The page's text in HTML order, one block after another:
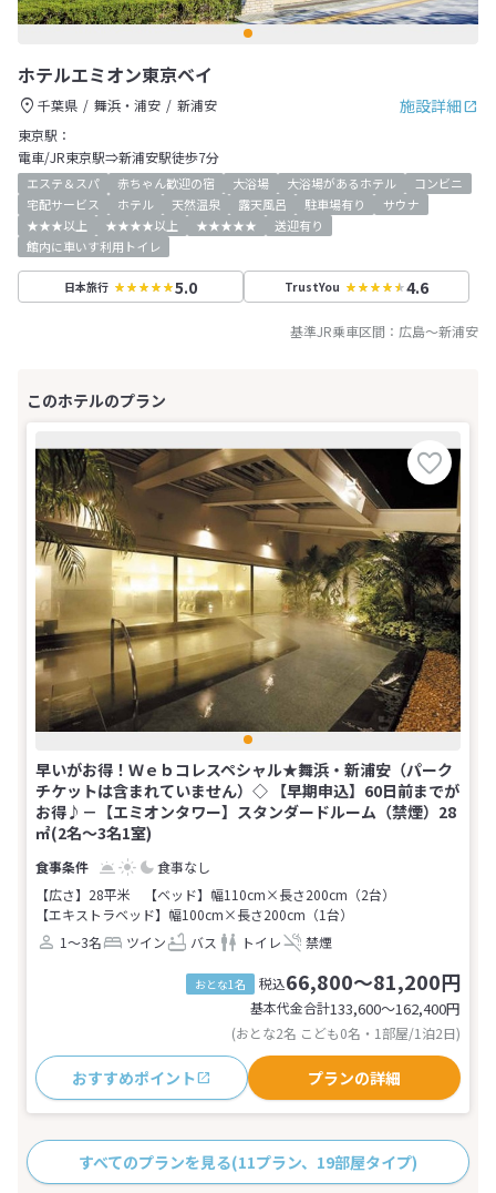
ホテルエミオン東京ベイ
施設詳細
千葉県 舞浜・浦安
新浦安
東京駅：
電車/JR東京駅⇒新浦安駅徒歩7分
エステ＆スパ 赤ちゃん歓迎の宿 大浴場 大浴場があるホテル
コンビニ
宅配サービス
ホテル 天然温泉 露天風呂 駐車場有り
サウナ
★★★以上
★★★★以上 ★★★★★
送迎有り
館内に車いす利用トイレ
日本旅行 5.0 TrustYou 4.6
基準JR乗車区間： 広島～新浦安
早いがお得！Ｗｅｂコレスペシャル★舞浜・新浦安（パーク
チケットは含まれていません）◇ 【早期申込】60日前までが
お得♪－【エミオンタワー】スタンダードルーム（禁煙）28
㎡(2名～3名1室)
食事なし
【広さ】28平米
【ベッド】幅110cm×長さ200cm（2台）
【エキストラベッド】幅100cm×長さ200cm（1台）
1～3名
ツイン バス トイレ 禁煙
おとな1名 税込66,800～81,200円
基本代金合計133,600〜162,400円
(おとな2名 こども0名・1部屋/1泊2日)
おすすめポイント プランの詳細
すべてのプランを見る(11プラン、19部屋タイプ)